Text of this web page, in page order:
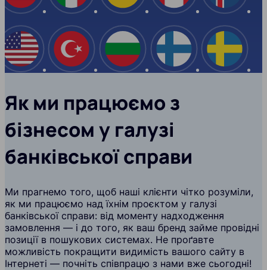
США ТуреччинаБолгарія Фінляндія Швеція
Як ми працюємо з
бізнесом у галузі
банківської справи
Ми прагнемо того, щоб наші клієнти чітко розуміли,
як ми працюємо над їхнім проєктом у галузі
банківської справи: від моменту надходження
замовлення — і до того, як ваш бренд займе провідні
позиції в пошукових системах. Не проґавте
можливість покращити видимість вашого сайту в
Інтернеті — почніть співпрацю з нами вже сьогодні!